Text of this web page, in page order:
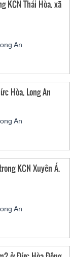
KCN Thái Hòa, xã
An
Hòa, Long An
An
KCN Xuyên Á,
An